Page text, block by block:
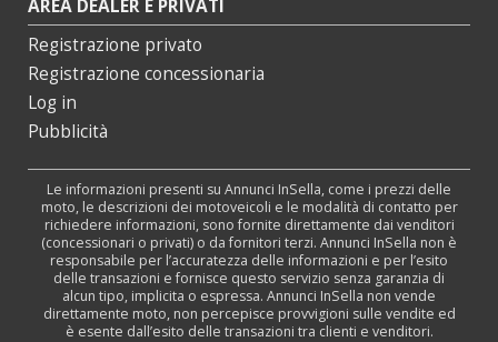
AREA DEALER E PRIVATI
Registrazione privato
Registrazione concessionaria
Log in
Pubblicità
Le informazioni presenti su Annunci InSella, come i prezzi delle
moto, le descrizioni dei motoveicoli e le modalità di contatto per
richiedere informazioni, sono fornite direttamente dai venditori
(concessionari o privati) o da fornitori terzi. Annunci InSella non è
responsabile per l’accuratezza delle informazioni e per l’esito
delle transazioni e fornisce questo servizio senza garanzia di
alcun tipo, implicita o espressa. Annunci InSella non vende
direttamente moto, non percepisce provvigioni sulle vendite ed
è esente dall’esito delle transazioni tra clienti e venditori.